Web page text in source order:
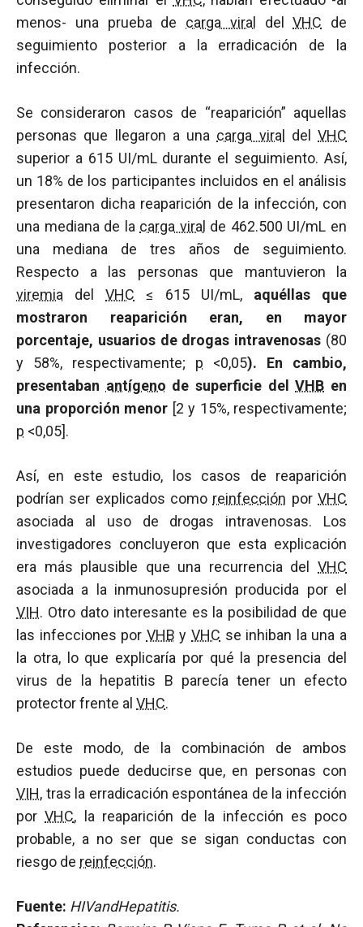
menos- una prueba de carga viral delVHC de
seguimiento posterior a la erradicación de la
infección.
Se consideraron casos de “reaparición” aquellas
personas que llegaron a una carga viral del VHC
superior a 615 UI/mL durante el seguimiento. Así,
un 18% de los participantes incluidos en el análisis
presentaron dicha reaparición de la infección, con
una mediana de la carga viral de 462.500 UI/mL en
una mediana de tres años de seguimiento.
Respecto a las personas que mantuvieron la
viremia delVHC ≤ 615 UI/mL, aquéllas que
mostraron reaparición eran, en mayor
porcentaje, usuarios de drogas intravenosas (80
y 58%, respectivamente; p <0,05). En cambio,
presentaban antígeno de superficie delVHB en
una proporción menor [2 y 15%, respectivamente;
p <0,05].
Así, en este estudio, los casos de reaparición
podrían ser explicados como reinfección porVHC
asociada al uso de drogas intravenosas. Los
investigadores concluyeron que esta explicación
era más plausible que una recurrencia del VHC
asociada a la inmunosupresión producida por el
VIH. Otro dato interesante es la posibilidad de que
las infecciones por VHB yVHC se inhiban la una a
la otra, lo que explicaría por qué la presencia del
virus de la hepatitis B parecía tener un efecto
protector frente al VHC.
De este modo, de la combinación de ambos
estudios puede deducirse que, en personas con
VIH, tras la erradicación espontánea de la infección
porVHC, la reaparición de la infección es poco
probable, a no ser que se sigan conductas con
riesgo de reinfección.
Fuente: HIVandHepatitis.